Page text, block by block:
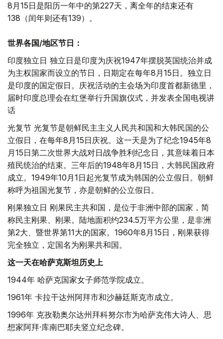
8月15日是阳历一年中的第227天，离全年的结束还有
138（闰年则还有139）。
世界各国/地区节日：
印度独立日 独立日是印度为庆祝1947年摆脱英国统治并成
为主权国家而设立的节日，日期定在每年8月15日。独立日
是印度的国定假日。庆祝活动的主会场为印度首都新德里，
届时印度总理会在红堡举行升国旗仪式，并发表全国电视讲
话
光复节 光复节是朝鲜民主主义人民共和国和大韩民国的公
立假日，在每年8月15日庆祝。这一天是为了纪念1945年8
月15日第二次世界大战对日战争胜利纪念日，其意味着日本
殖民统治的结束。三年后的1948年8月15日，大韩民国政府
成立。1949年10月1日起光复节成为韩国的公立假日。朝鲜
称呼为祖国光复节，亦是朝鲜的公立假日。
刚果独立日 刚果民主共和国，是位于非洲中部的国家，简
称民主刚果、刚果。陆地面积约234.5万平方公里，是非洲
第2大、暨世界第11大的国家。1960年8月15日，刚果获得
完全独立，定国名为刚果共和国。
这一天在哈萨克斯坦历史上
1944年 哈萨克国家女子师范学院成立。
1961年 卡拉干达州阿拜市和沙赫廷斯克市成立。
1996年 克孜勒奥尔达州拜科努尔市为哈萨克伟大诗人、思
想家阿拜·库南巴耶夫竖立纪念碑。